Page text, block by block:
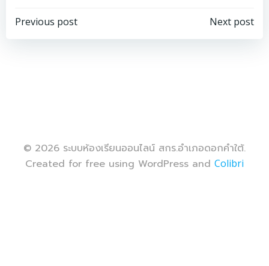
Post
Previous post Next post
© 2026 ระบบห้องเรียนออนไลน์ สกร.อำเภอดอกคำใต้.
Created for free using WordPress and Colibri